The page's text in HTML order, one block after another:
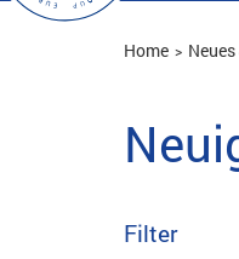
Home
Filter